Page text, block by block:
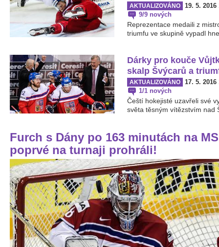
AKTUALIZOVÁNO
19. 5. 2016
9/9 nových
Reprezentace medaili z
triumfu ve skupině vypadl
Dárky pro kouče
skalp Švýcarů a
AKTUALIZOVÁNO
17. 5. 2016
1/1 nových
Čeští hokejisté uzavřeli své
světa těsným vítězstvím nad
Furch s Dány po 163 minutách na
poprvé na turnaji prohráli!